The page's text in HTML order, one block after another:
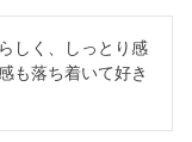
しく、しっとり感
も落ち着いて好き